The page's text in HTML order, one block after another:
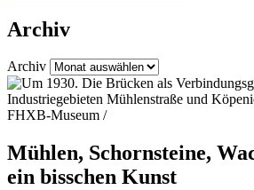
Archiv
Archiv
Mühlen, Schornsteine,
ein bisschen Kunst